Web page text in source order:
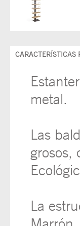
CARACTERÍSTICAS
metal.
Las
grosos,
La